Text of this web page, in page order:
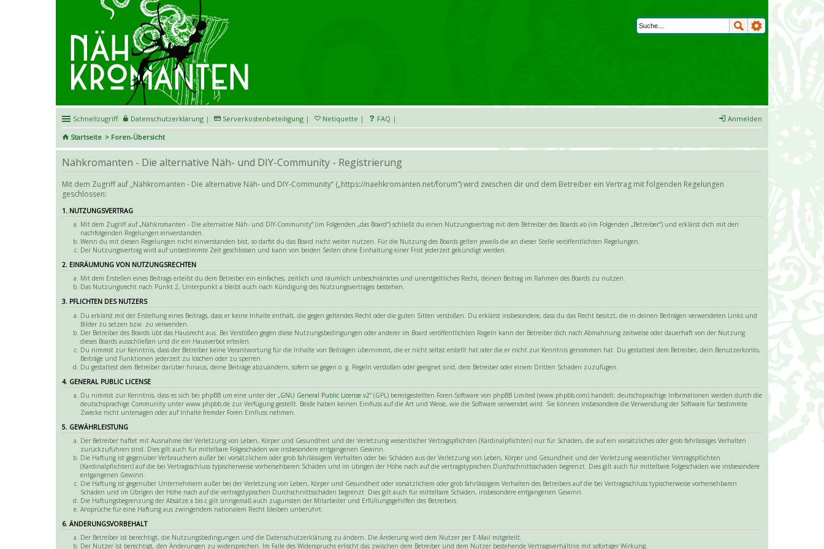
Schnellzugriff Datenschutzerklärung | Serverkostenbeteiligung | Netiquette | FAQ |
Anmelden
Startseite
Foren-Übersicht
Nähkromanten - Die alternative Näh- und DIY-Community - Registrierung
Mit dem Zugriff auf „Nähkromanten - Die alternative Näh- und DIY-Community“ („https://naehkromanten.net/forum“) wird zwischen dir und dem Betreiber ein Vertrag mit folgenden Regelungen
geschlossen:
1. NUTZUNGSVERTRAG
Mit dem Zugriff auf „Nähkromanten - Die alternative Näh- und DIY-Community“ (im Folgenden „das Board“) schließt du einen Nutzungsvertrag mit dem Betreiber des Boards ab (im Folgenden „Betreiber“) und erklärst dich mit den
nachfolgenden Regelungen einverstanden.
Wenn du mit diesen Regelungen nicht einverstanden bist, so darfst du das Board nicht weiter nutzen. Für die Nutzung des Boards gelten jeweils die an dieser Stelle veröffentlichten Regelungen.
Der Nutzungsvertrag wird auf unbestimmte Zeit geschlossen und kann von beiden Seiten ohne Einhaltung einer Frist jederzeit gekündigt werden.
2. EINRÄUMUNG VON NUTZUNGSRECHTEN
Mit dem Erstellen eines Beitrags erteilst du dem Betreiber ein einfaches, zeitlich und räumlich unbeschränktes und unentgeltliches Recht, deinen Beitrag im Rahmen des Boards zu nutzen.
Das Nutzungsrecht nach Punkt 2, Unterpunkt a bleibt auch nach Kündigung des Nutzungsvertrages bestehen.
3. PFLICHTEN DES NUTZERS
Du erklärst mit der Erstellung eines Beitrags, dass er keine Inhalte enthält, die gegen geltendes Recht oder die guten Sitten verstoßen. Du erklärst insbesondere, dass du das Recht besitzt, die in deinen Beiträgen verwendeten Links und
Bilder zu setzen bzw. zu verwenden.
Der Betreiber des Boards übt das Hausrecht aus. Bei Verstößen gegen diese Nutzungsbedingungen oder anderer im Board veröffentlichten Regeln kann der Betreiber dich nach Abmahnung zeitweise oder dauerhaft von der Nutzung
dieses Boards ausschließen und dir ein Hausverbot erteilen.
Du nimmst zur Kenntnis, dass der Betreiber keine Verantwortung für die Inhalte von Beiträgen übernimmt, die er nicht selbst erstellt hat oder die er nicht zur Kenntnis genommen hat. Du gestattest dem Betreiber, dein Benutzerkonto,
Beiträge und Funktionen jederzeit zu löschen oder zu sperren.
Du gestattest dem Betreiber darüber hinaus, deine Beiträge abzuändern, sofern sie gegen o. g. Regeln verstoßen oder geeignet sind, dem Betreiber oder einem Dritten Schaden zuzufügen.
4. GENERAL PUBLIC LICENSE
Du nimmst zur Kenntnis, dass es sich bei phpBB um eine unter der „GNU General Public License v2“ (GPL) bereitgestellten Foren-Software von phpBB Limited (www.phpbb.com) handelt; deutschsprachige Informationen werden durch die
deutschsprachige Community unter www.phpbb.de zur Verfügung gestellt. Beide haben keinen Einfluss auf die Art und Weise, wie die Software verwendet wird. Sie können insbesondere die Verwendung der Software für bestimmte
Zwecke nicht untersagen oder auf Inhalte fremder Foren Einfluss nehmen.
5. GEWÄHRLEISTUNG
Der Betreiber haftet mit Ausnahme der Verletzung von Leben, Körper und Gesundheit und der Verletzung wesentlicher Vertragspflichten (Kardinalpflichten) nur für Schäden, die auf ein vorsätzliches oder grob fahrlässiges Verhalten
zurückzuführen sind. Dies gilt auch für mittelbare Folgeschäden wie insbesondere entgangenen Gewinn.
Die Haftung ist gegenüber Verbrauchern außer bei vorsätzlichem oder grob fahrlässigem Verhalten oder bei Schäden aus der Verletzung von Leben, Körper und Gesundheit und der Verletzung wesentlicher Vertragspflichten
(Kardinalpflichten) auf die bei Vertragsschluss typischerweise vorhersehbaren Schäden und im übrigen der Höhe nach auf die vertragstypischen Durchschnittsschäden begrenzt. Dies gilt auch für mittelbare Folgeschäden wie insbesondere
entgangenen Gewinn.
Die Haftung ist gegenüber Unternehmern außer bei der Verletzung von Leben, Körper und Gesundheit oder vorsätzlichem oder grob fahrlässigem Verhalten des Betreibers auf die bei Vertragsschluss typischerweise vorhersehbaren
Schäden und im Übrigen der Höhe nach auf die vertragstypischen Durchschnittsschäden begrenzt. Dies gilt auch für mittelbare Schäden, insbesondere entgangenen Gewinn.
Die Haftungsbegrenzung der Absätze a bis c gilt sinngemäß auch zugunsten der Mitarbeiter und Erfüllungsgehilfen des Betreibers.
Ansprüche für eine Haftung aus zwingendem nationalem Recht bleiben unberührt.
6. ÄNDERUNGSVORBEHALT
Der Betreiber ist berechtigt, die Nutzungsbedingungen und die Datenschutzerklärung zu ändern. Die Änderung wird dem Nutzer per E-Mail mitgeteilt.
Der Nutzer ist berechtigt, den Änderungen zu widersprechen. Im Falle des Widerspruchs erlischt das zwischen dem Betreiber und dem Nutzer bestehende Vertragsverhältnis mit sofortiger Wirkung.